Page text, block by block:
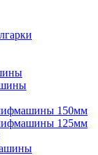
150мм
125мм